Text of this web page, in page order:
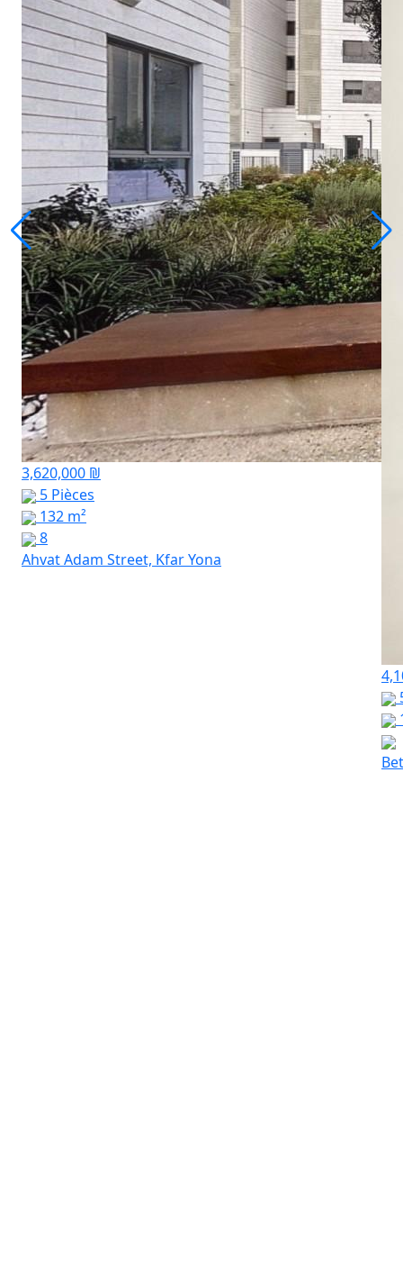
3,620,000 ₪
5 Pièces
132 m²
8
Ahvat Adam Street, Kfar Yona